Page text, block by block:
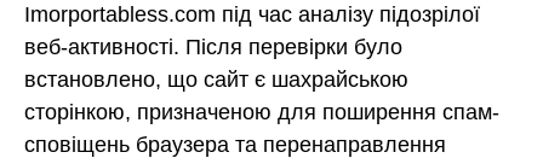
Imorportabless.com під час аналізу підозрілої
веб-активності. Після перевірки було
встановлено, що сайт є шахрайською
сторінкою, призначеною для поширення спам-
сповіщень браузера та перенаправлення